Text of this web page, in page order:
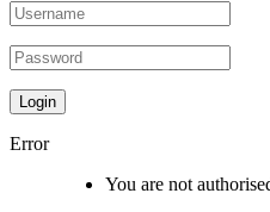
Error
You are not